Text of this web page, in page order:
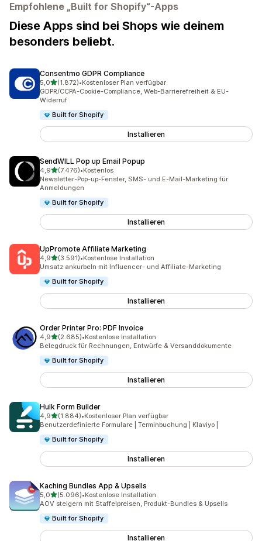
Empfohlene „Built for Shopify“-Apps
Diese Apps sind bei Shops wie deinem
besonders beliebt.
Consentmo GDPR Compliance
5,0von 5 Sternen
(1.872)
1872 Rezensionen insgesamt
•Kostenloser Plan verfügbar
GDPR/CCPA-Cookie-Compliance, Web-Barrierefreiheit & EU-
Widerruf
Built for Shopify
Installieren
SendWILL Pop up Email Popup
4,9von 5 Sternen
(7.476)
7476 Rezensionen insgesamt
•Kostenlos
Newsletter-Pop-up-Fenster, SMS- und E-Mail-Marketing für
Anmeldungen
Built for Shopify
Installieren
UpPromote Affiliate Marketing
4,9von 5 Sternen
(3.591)
3591 Rezensionen insgesamt
•Kostenlose Installation
Umsatz ankurbeln mit Influencer- und Affiliate-Marketing
Built for Shopify
Installieren
Order Printer Pro: PDF Invoice
4,9von 5 Sternen
(2.685)
2685 Rezensionen insgesamt
•Kostenlose Installation
Belegdruck für Rechnungen, Entwürfe & Versanddokumente
Built for Shopify
Installieren
Hulk Form Builder
4,9von 5 Sternen
(1.884)
1884 Rezensionen insgesamt
•Kostenloser Plan verfügbar
Benutzerdefinierte Formulare | Terminbuchung | Klaviyo |
Built for Shopify
Installieren
Kaching Bundles App & Upsells
5,0von 5 Sternen
(5.096)
5096 Rezensionen insgesamt
•Kostenlose Installation
AOV steigern mit Staffelpreisen, Produkt-Bundles & Upsells
Built for Shopify
Installieren